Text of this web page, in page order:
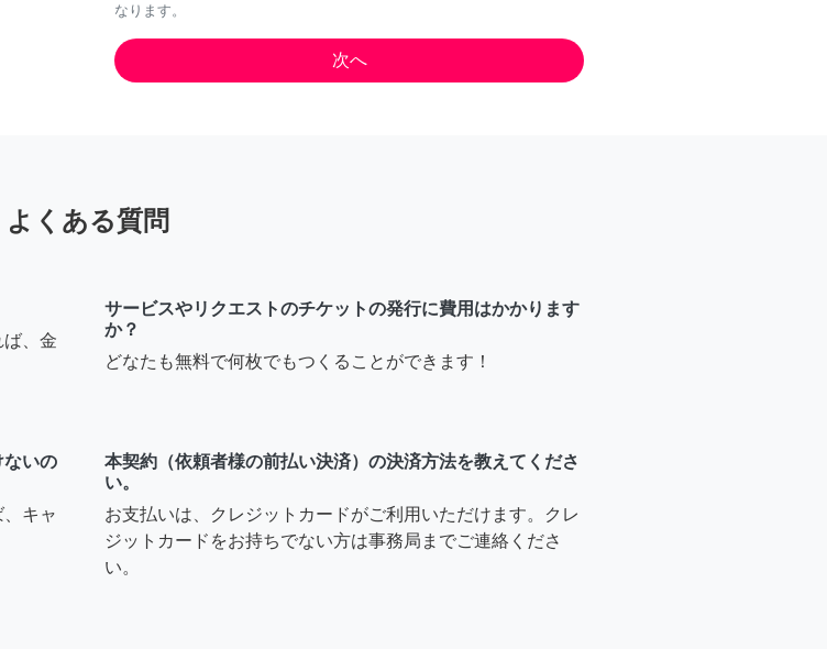
なります。
よくある質問
、金
サービスやリクエストのチケットの発行に費用はかかります
か？
どなたも無料で何枚でもつくることができます！
ないの
キャ
本契約（依頼者様の前払い決済）の決済方法を教えてくださ
い。
お支払いは、クレジットカードがご利用いただけます。クレ
ジットカードをお持ちでない方は事務局までご連絡くださ
い。